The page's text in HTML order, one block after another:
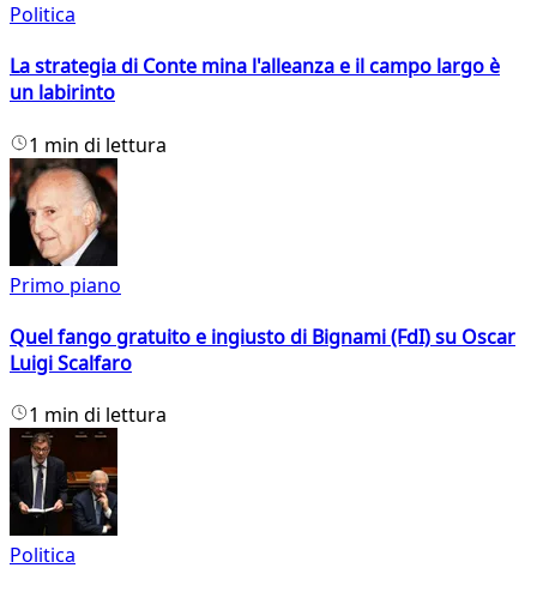
Politica
La strategia di Conte mina l'alleanza e il campo largo è
un labirinto
1 min di lettura
Primo piano
Quel fango gratuito e ingiusto di Bignami (FdI) su Oscar
Luigi Scalfaro
1 min di lettura
Politica